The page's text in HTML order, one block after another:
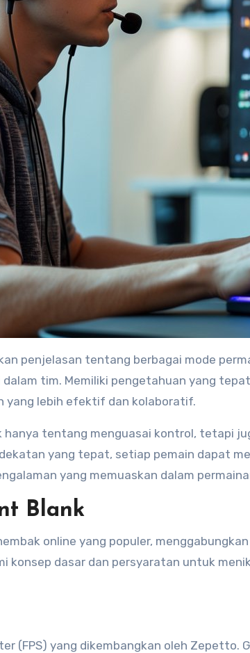
penjelasan tentang berbagai mode
tim. Memiliki pengetahuan yang
yang lebih efektif dan kolaboratif.
hanya tentang menguasai kontrol, tetapi
yang tepat, setiap pemain dapat
yang memuaskan dalam
Blank
online yang populer,
konsep dasar dan persyaratan untuk
(FPS) yang dikembangkan oleh Zepetto.